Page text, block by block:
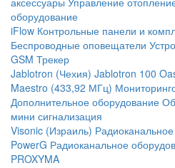
оборудование
iFlow Контрольные панели и
Беспроводные оповещатели
GSM Трекер
Jablotron (Чехия) Jablotron 100
Maestro (433,92 МГц)
Дополнительное оборудование
мини сигнализация
Visonic (Израиль)
PowerG Радиоканальное
PROXYMA